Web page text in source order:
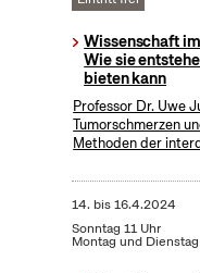
Wissenschaft
Wie sie
bieten kann
Professor Dr. Uwe
Tumorschmerzen
Methoden der
14. bis16.4.2024
Sonntag 11 Uhr
Montag und